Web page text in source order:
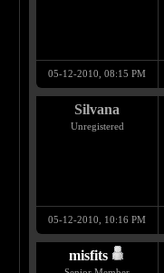
05-12-2010, 08:15 PM
Silvana
Unregistered
05-12-2010, 10:16 PM
misfits